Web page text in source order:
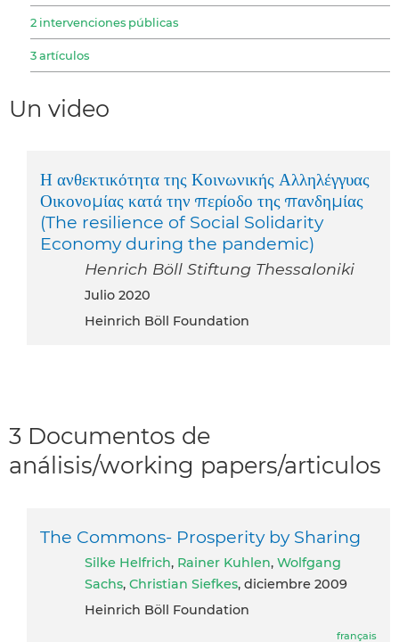
2 intervenciones públicas
3 artículos
Un video
Η ανθεκτικότητα της Κοινωνικής Αλληλέγγυας
Οικονομίας κατά την περίοδο της πανδημίας
(The resilience of Social Solidarity
Economy during the pandemic)
Henrich Böll Stiftung Thessaloniki
julio 2020
Heinrich Böll Foundation
3 Documentos de
análisis/working papers/articulos
The Commons- Prosperity by Sharing
Silke Helfrich, Rainer Kuhlen, Wolfgang
Sachs, Christian Siefkes, diciembre 2009
Heinrich Böll Foundation
français